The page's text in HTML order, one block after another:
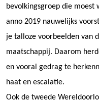
bevolkingsgroep die moest
anno 2019 nauwelijks
je talloze voorbeelden van
maatschappij. Daarom
en vooral gedrag te
haat en escalatie.
Ook de tweede